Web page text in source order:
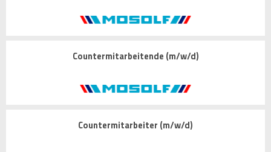
Countermitarbeitende (m/w/d)
Countermitarbeiter (m/w/d)